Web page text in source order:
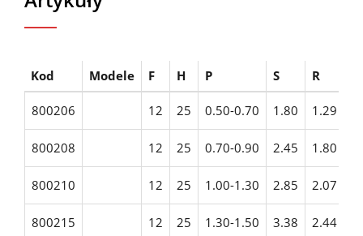
Kod Modele F H P S R
800206 12 25 0.50-0.70 1.80 1.29
800208 12 25 0.70-0.90 2.45 1.80
800210 12 25 1.00-1.30 2.85 2.07
800215 12 25 1.30-1.50 3.38 2.44